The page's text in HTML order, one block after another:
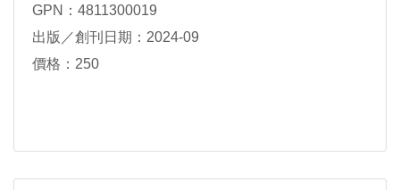
GPN：4811300019
出版／創刊日期：2024-09
價格：250